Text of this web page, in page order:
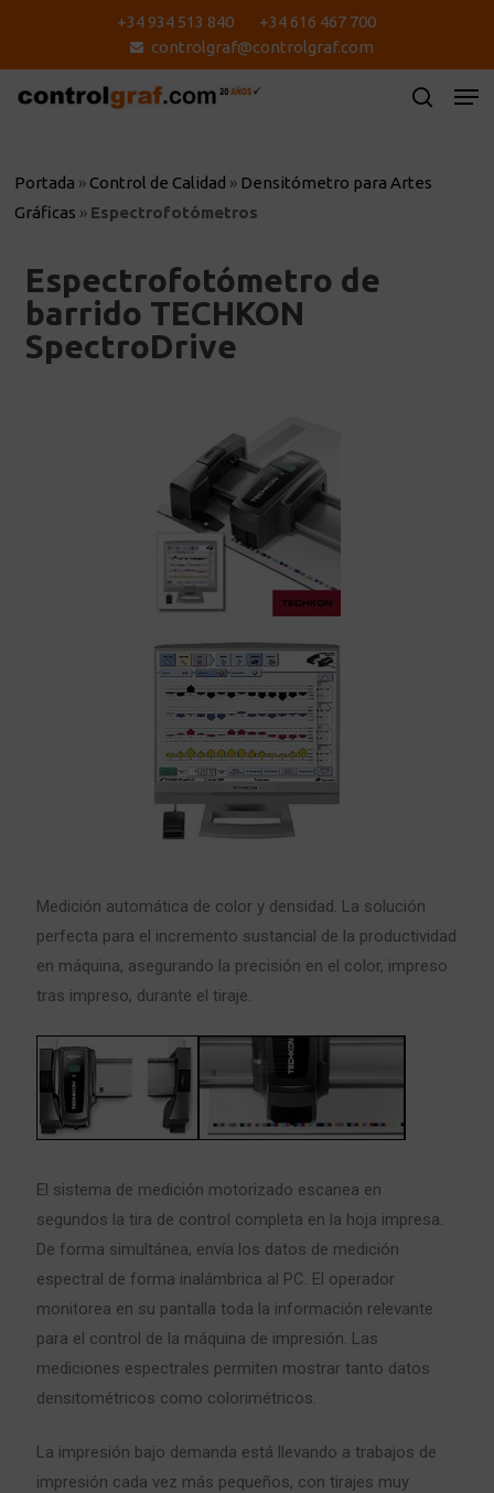
main
content
+34 934 513 840
+34 616 467 700
controlgraf@controlgraf.com
Portada » Control de Calidad » Densitómetro para Artes
Gráficas » Espectrofotómetros
Espectrofotómetro de
barrido TECHKON
SpectroDrive
Medición automática de color y densidad. La solución
perfecta para el incremento sustancial de la productividad
en máquina, asegurando la precisión en el color, impreso
tras impreso, durante el tiraje.
El sistema de medición motorizado escanea en
segundos la tira de control completa en la hoja impresa.
De forma simultánea, envía los datos de medición
espectral de forma inalámbrica al PC. El operador
monitorea en su pantalla toda la información relevante
para el control de la máquina de impresión. Las
mediciones espectrales permiten mostrar tanto datos
densitométricos como colorimétricos.
La impresión bajo demanda está llevando a trabajos de
impresión cada vez más pequeños, con tirajes muy